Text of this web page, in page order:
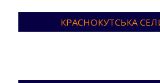
КРАСНОКУТСЬКА